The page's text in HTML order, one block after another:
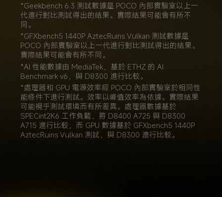
*Geekbench 6.3 測試數據是 POCO 內部實驗室以上一
代進行對比測試得出的結果。實際結果可能會有所不
同。
*GFXbench5 1440P AztecRuins Vulkan 測試數據是
POCO 內部實驗室以上一代進行對比測試得出的結果。
實際結果可能會有所不同。
*AI 性能數據由 MediaTek，基於 ETHZ 的 AI
Benchmark v6，與 D8300 進行比較。
*處理器和 GPU 電源效率經 POCO 內部實驗室於相同性
能條件下進行測試。效率以峰值效率為依據。實際結果
可能視乎測試環境而有所差異。處理器數據基於
SPECint2K6 工作負載，將 D8400 A725 與 D8300
A715 進行比較，而 GPU 數據基於 GFXbench5 1440P
AztecRuins Vulkan 測試，與 D8300 進行比較。